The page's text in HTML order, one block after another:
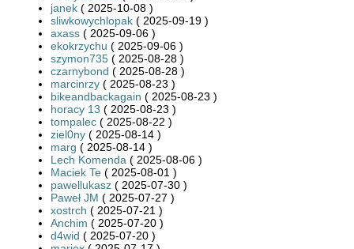
janek ( 2025-10-08 )
sliwkowychlopak ( 2025-09-19 )
axass ( 2025-09-06 )
ekokrzychu ( 2025-09-06 )
szymon735 ( 2025-08-28 )
czarnybond ( 2025-08-28 )
marcinrzy ( 2025-08-23 )
bikeandbackagain ( 2025-08-23 )
horacy 13 ( 2025-08-23 )
tompalec ( 2025-08-22 )
ziel0ny ( 2025-08-14 )
marg ( 2025-08-14 )
Lech Komenda ( 2025-08-06 )
Maciek Te ( 2025-08-01 )
pawellukasz ( 2025-07-30 )
Paweł JM ( 2025-07-27 )
xostrch ( 2025-07-21 )
Anchim ( 2025-07-20 )
d4wid ( 2025-07-20 )